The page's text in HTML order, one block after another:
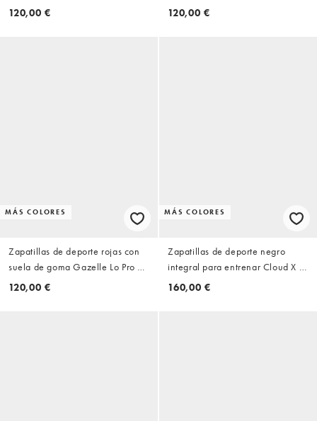
marrón desierto Japan de adidas
120,00 €
Superstar ST de adidas Originals
120,00 €
MÁS COLORES
Zapatillas de deporte rojas con
suela de goma Gazelle Lo Pro de
adidas Originals
120,00 €
MÁS COLORES
Zapatillas de deporte negro
integral para entrenar Cloud X 4
de ON
160,00 €